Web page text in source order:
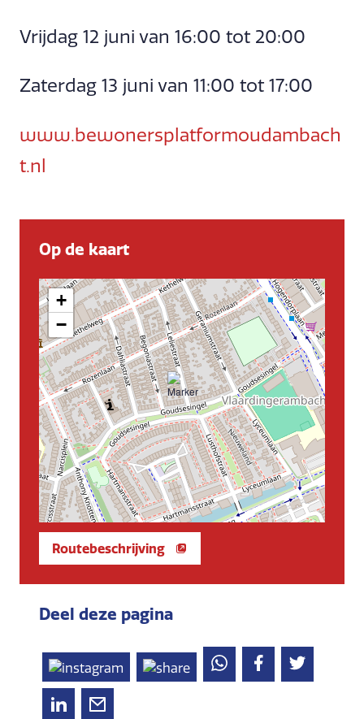
Vrijdag 12 juni van 16:00 tot 20:00
Zaterdag 13 juni van 11:00 tot 17:00
www.bewonersplatformoudambach
t.nl
Op de kaart
+
−
Routebeschrijving
Deel deze pagina